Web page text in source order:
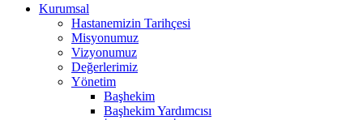
Kurumsal
Hastanemizin Tarihçesi
Misyonumuz
Vizyonumuz
Değerlerimiz
Yönetim
Başhekim
Başhekim Yardımcısı